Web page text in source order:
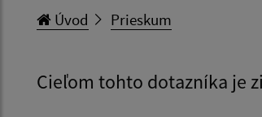
Úvod Prieskum
Cieľom tohto dotazníka je